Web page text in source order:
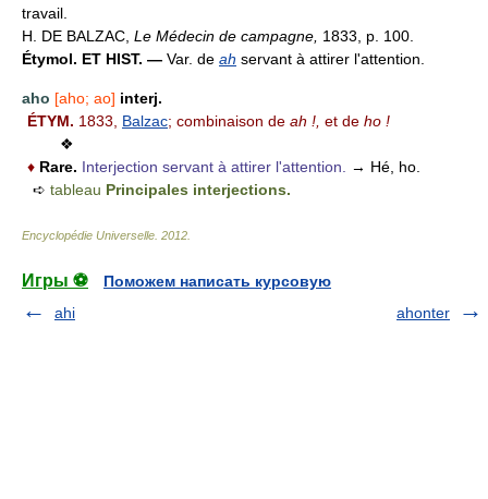
travail.
H. DE BALZAC, Le Médecin de campagne, 1833, p. 100.
Étymol. ET HIST. — Var. de ah servant à attirer l'attention.
aho [aho; ao] interj.
ÉTYM. 1833, Balzac; combinaison de ah !, et de ho !
❖
♦ Rare. Interjection servant à attirer l'attention.
→ Hé, ho.
➪ tableau Principales interjections.
Encyclopédie Universelle 2012
Игры ⚽
Поможем написать курсовую
ahi
ahonter